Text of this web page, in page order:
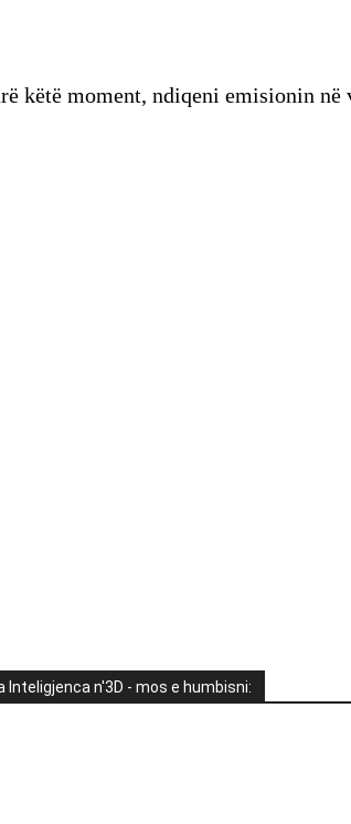
këtë moment, ndiqeni emisionin në
Inteligjenca n'3D - mos e humbisni: